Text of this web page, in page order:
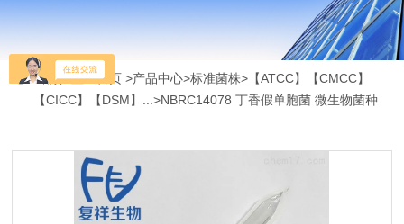
当前位置：首页>产品中心>标准菌株> 【ATCC】【CMCC】
【CICC】【DSM】...>NBRC14078 丁香假单胞菌 微生物菌种